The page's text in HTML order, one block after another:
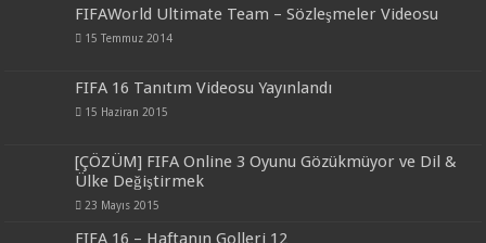
FIFAWorld Ultimate Team – Sözleşmeler Videosu
15 Temmuz 2014
FIFA 16 Tanıtım Videosu Yayınlandı
15 Haziran 2015
[ÇÖZÜM] FIFA Online 3 Oyunu Gözükmüyor ve Dil &
Ülke Değiştirmek
23 Mayıs 2015
FIFA 16 – Haftanın Golleri 12